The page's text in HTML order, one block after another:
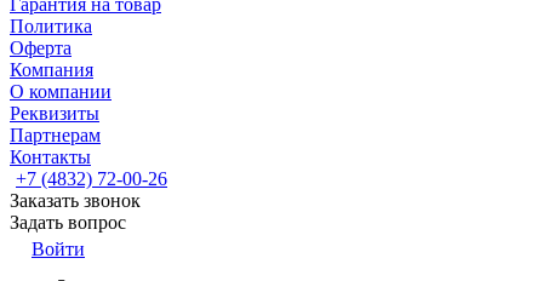
Гарантия на товар
Политика
Оферта
Компания
О компании
Реквизиты
Партнерам
Контакты
+7 (4832) 72-00-26
Заказать звонок
Задать вопрос
Войти